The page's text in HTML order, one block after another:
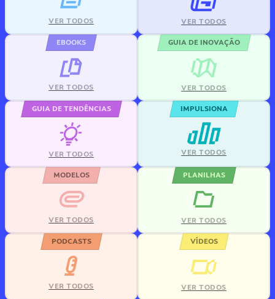
VER TODOS VER TODOS
EBOOKS
VER TODOS
GUIA DE INOVAÇÃO
VER TODOS
GUIA DE TENDÊNCIAS
VER TODOS
IMPULSIONA
VER TODOS
MODELOS
VER TODOS
PLANILHAS
VER TODOS
PODCASTS
VER TODOS
VÍDEOS
VER TODOS